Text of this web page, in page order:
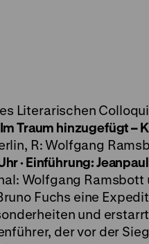
Literarischen
Im Traum hinzugefügt –
R: Wolfgang
·Einführung: Jeanpaul
Wolfgang Ramsbott
Fuchs eine
und
der vor der